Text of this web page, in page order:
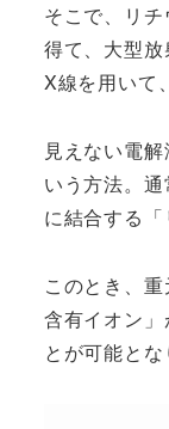
そこで、リ
得て、大型
X線を用いて
見えない電
いう方法。
に結合する
このとき、
含有イオン
とが可能とな